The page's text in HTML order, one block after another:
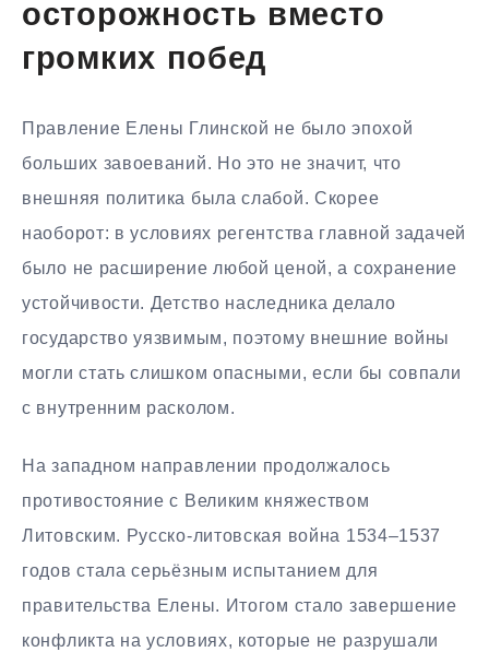
осторожность вместо
громких побед
Правление Елены Глинской не было эпохой
больших завоеваний. Но это не значит, что
внешняя политика была слабой. Скорее
наоборот: в условиях регентства главной задачей
было не расширение любой ценой, а сохранение
устойчивости. Детство наследника делало
государство уязвимым, поэтому внешние войны
могли стать слишком опасными, если бы совпали
с внутренним расколом.
На западном направлении продолжалось
противостояние с Великим княжеством
Литовским. Русско-литовская война 1534–1537
годов стала серьёзным испытанием для
правительства Елены. Итогом стало завершение
конфликта на условиях, которые не разрушали